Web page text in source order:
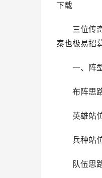
下载
三位传奇
泰也极易招
一、阵型
布阵思路
英雄站位
兵种站位
队伍思路